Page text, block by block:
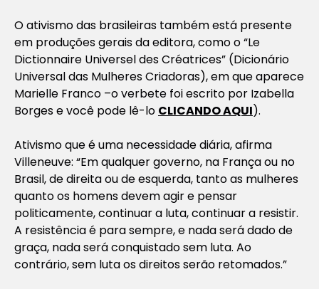
O ativismo das brasileiras também está presente
em produções gerais da editora, como o “Le
Dictionnaire Universel des Créatrices” (Dicionário
Universal das Mulheres Criadoras), em que aparece
Marielle Franco –o verbete foi escrito por Izabella
Borges e você pode lê-lo CLICANDO AQUI).
Ativismo que é uma necessidade diária, afirma
Villeneuve: “Em qualquer governo, na França ou no
Brasil, de direita ou de esquerda, tanto as mulheres
quanto os homens devem agir e pensar
politicamente, continuar a luta, continuar a resistir.
A resistência é para sempre, e nada será dado de
graça, nada será conquistado sem luta. Ao
contrário, sem luta os direitos serão retomados.”